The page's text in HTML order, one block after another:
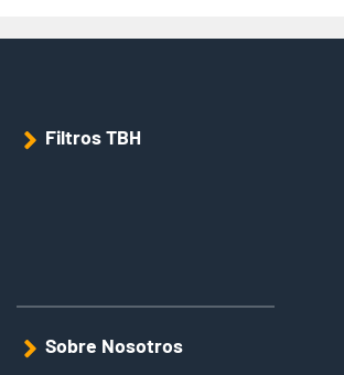
Filtros TBH
Sobre Nosotros